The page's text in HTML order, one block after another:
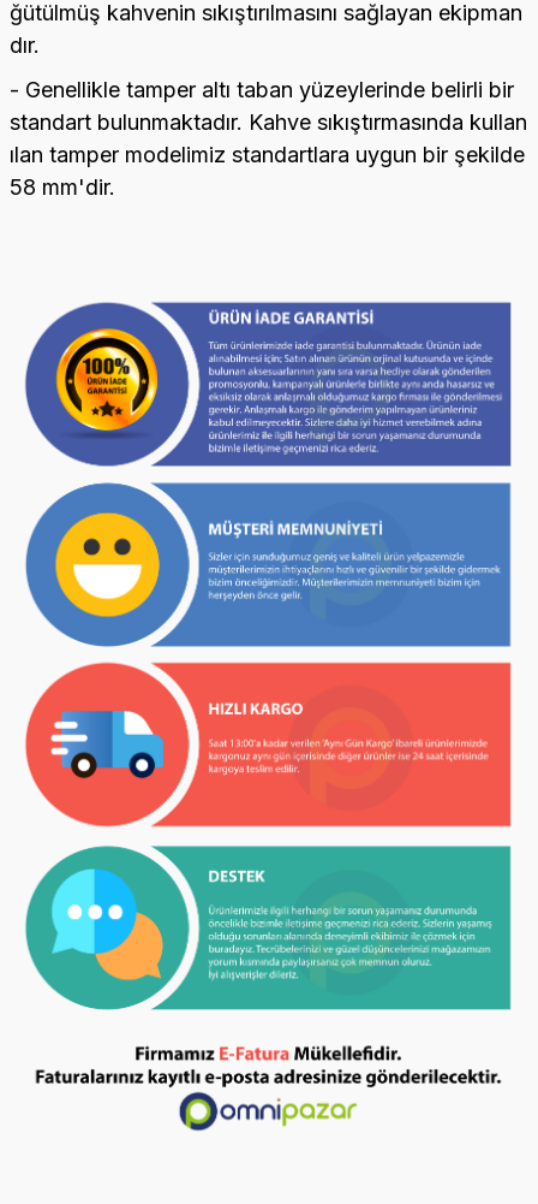
ğütülmüş kahvenin sıkıştırılmasını sağlayan ekipman
dır.
- Genellikle tamper altı taban yüzeylerinde belirli bir
standart bulunmaktadır. Kahve sıkıştırmasında kullan
ılan tamper modelimiz standartlara uygun bir şekilde
58 mm'dir.